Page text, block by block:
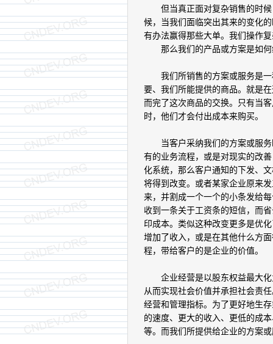
但当真正面对复杂销售的时候
候，当我们面临突出其来的变化
有办法赢得那些大单。我们操作
那么我们的产品或方案是如何
我们所销售的方案或服务是一
要、我们所能提供的商品。就是
而完了这次商品的交换。只有当
时，他们才会付出成本来购买。
当客户采纳我们的方案或服务
有的业务流程，或是对现实的改
化系统，那么客户通知的下发、
将得到改变。或者某家企业原来
来，并割成一个一个的小条发给
收到一条关于工资条的短信，而
印成本。类似这种改变更多是优
增加了收入，或是在其他什么方
程，带给客户的是企业的价值。
企业经营是以股东权益最大化
从而实现社会价值并承担社会责
经营和管理指标。为了更好地生
的速度、更大的收入、更低的成
等。而我们所提供给企业的方案